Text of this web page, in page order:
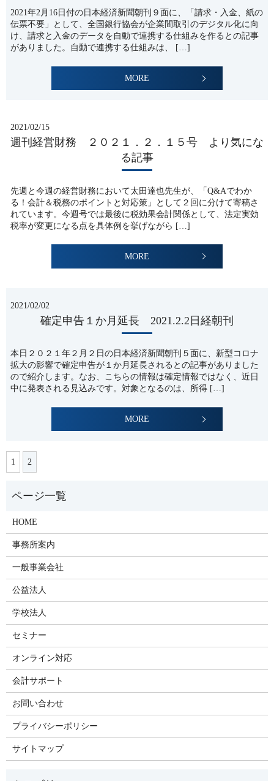
2021年2月16日付の日本経済新聞朝刊９面に、「請求・入金、紙の
伝票不要」として、全国銀行協会が企業間取引のデジタル化に向
け、請求と入金のデータを自動で連携する仕組みを作るとの記事
がありました。自動で連携する仕組みは、 […]
MORE
2021/02/15
週刊経営財務 ２０２１．２．１５号 より気にな
る記事
先週と今週の経営財務において太田達也先生が、「Q&Aでわか
る！会計＆税務のポイントと対応策」として２回に分けて寄稿さ
れています。今週号では最後に税効果会計関係として、法定実効
税率が変更になる点を具体例を挙げながら […]
MORE
2021/02/02
確定申告１か月延長 2021.2.2日経朝刊
本日２０２１年２月２日の日本経済新聞朝刊５面に、新型コロナ
拡大の影響で確定申告が１か月延長されるとの記事がありました
ので紹介します。なお、こちらの情報は確定情報ではなく、近日
中に発表される見込みです。対象となるのは、所得 […]
MORE
1 2
HOME
事務所案内
一般事業会社
公益法人
学校法人
セミナー
オンライン対応
会計サポート
お問い合わせ
プライバシーポリシー
サイトマップ